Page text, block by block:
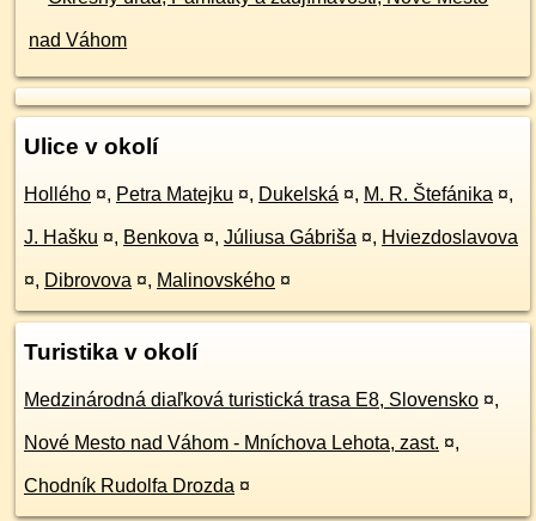
Ulice v okolí
Hollého ¤, Petra Matejku ¤, Dukelská ¤, M. R. Štefánika ¤,
J. Hašku ¤, Benkova ¤, Júliusa Gábriša ¤, Hviezdoslavova
¤, Dibrovova ¤, Malinovského ¤
Turistika v okolí
Medzinárodná diaľková turistická trasa E8, Slovensko ¤,
Nové Mesto nad Váhom - Mníchova Lehota, zast. ¤,
Chodník Rudolfa Drozda ¤